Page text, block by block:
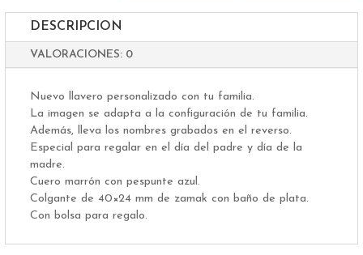
DESCRIPCION
VALORACIONES: 0
Nuevo llavero personalizado con tu familia.
La imagen se adapta a la configuración de tu familia.
Además, lleva los nombres grabados en el reverso.
Especial para regalar en el día del padre y día de la
madre.
Cuero marrón con pespunte azul.
Colgante de 40×24 mm de zamak con baño de plata.
Con bolsa para regalo.